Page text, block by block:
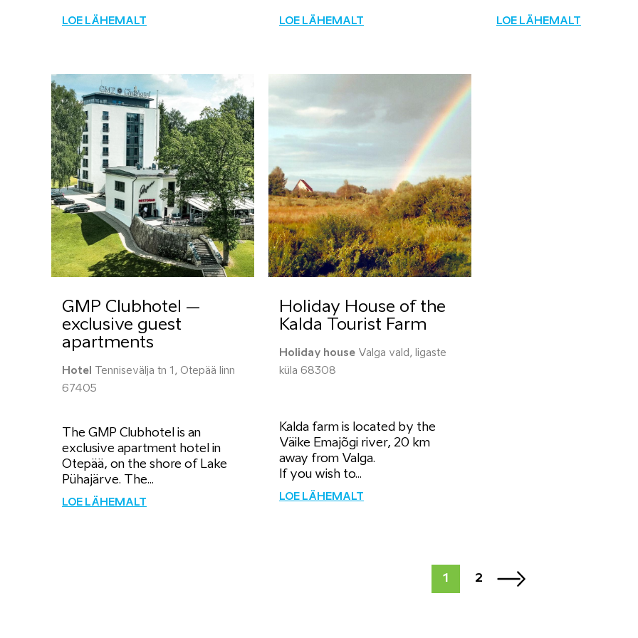
LOE LÄHEMALT LOE LÄHEMALT LOE LÄHEMALT
GMP Clubhotel –
exclusive guest
apartments
Hotel
Tennisevälja tn 1, Otepää linn
67405
The GMP Clubhotel is an
exclusive apartment hotel in
Otepää, on the shore of Lake
Pühajärve. The...
LOE LÄHEMALT
Holiday House of the
Kalda Tourist Farm
Holiday house Valga vald, Iigaste
küla 68308
Kalda farm is located by the
Väike Emajõgi river, 20 km
away from Valga.
If you wish to...
LOE LÄHEMALT
1 2